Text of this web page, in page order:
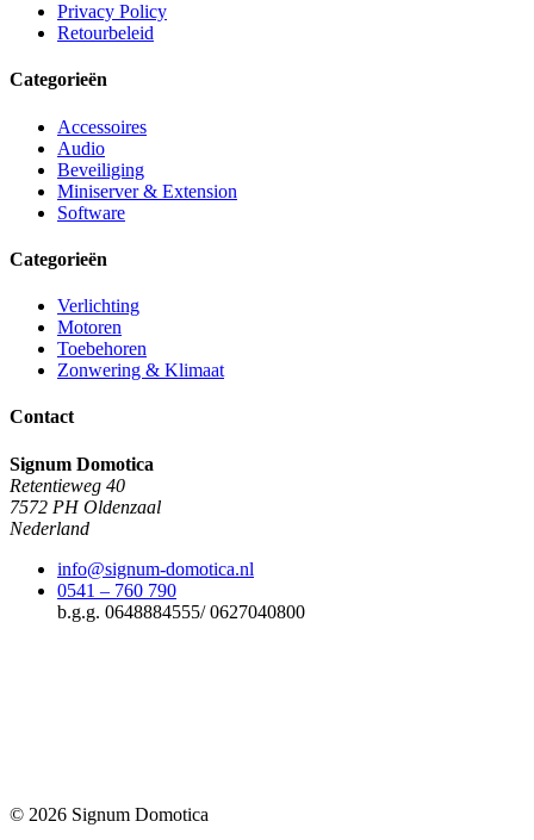
Privacy Policy
Retourbeleid
Categorieën
Accessoires
Audio
Beveiliging
Miniserver & Extension
Software
Categorieën
Verlichting
Motoren
Toebehoren
Zonwering & Klimaat
Contact
Signum Domotica
Retentieweg 40
7572 PH Oldenzaal
Nederland
info@signum-domotica.nl
0541 – 760 790
b.g.g. 0648884555/ 0627040800
© 2026 Signum Domotica